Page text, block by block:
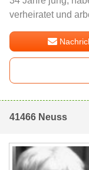
verheiratet und
41466 Neuss